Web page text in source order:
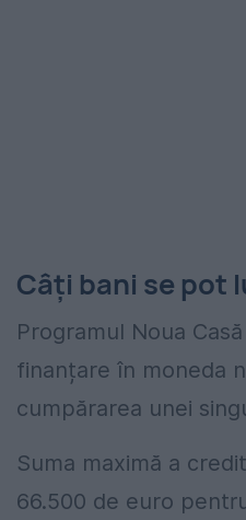
Câți bani se pot
Programul Noua
finanțare în moneda
cumpărarea unei
Suma maximă a
66.500 de euro